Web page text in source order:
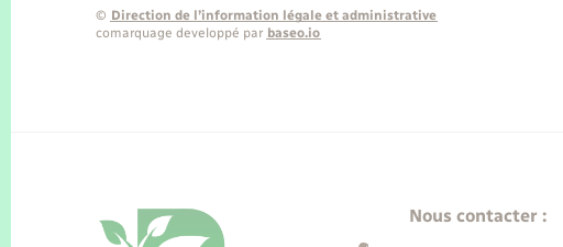
© Direction de l’information légale et administrative
comarquage developpé par baseo.io
Nous contacter :